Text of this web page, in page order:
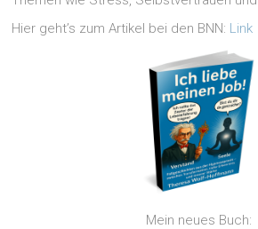
Hier geht’s zum Artikel bei den BNN: Link
Mein neues Buch: